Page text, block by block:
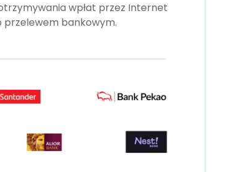
wpłat przez Internet
przelewem bankowym.